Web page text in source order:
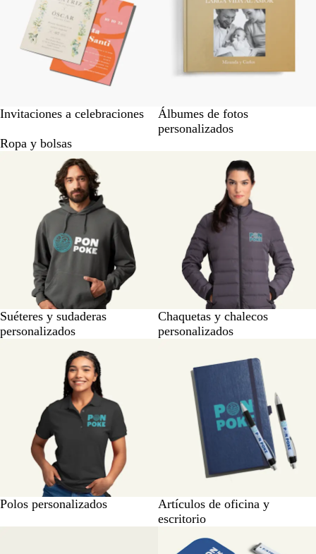
Invitaciones a celebraciones
Álbumes de fotos
personalizados
Ropa y bolsas
Suéteres y sudaderas
personalizados
Chaquetas y chalecos
personalizados
Polos personalizados
Artículos de oficina y
escritorio